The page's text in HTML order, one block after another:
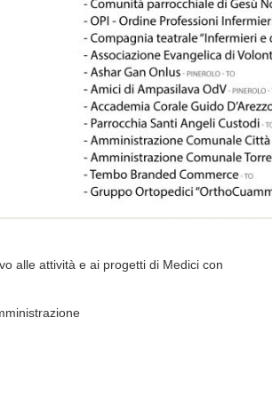
alle attività e ai progetti di Medici con